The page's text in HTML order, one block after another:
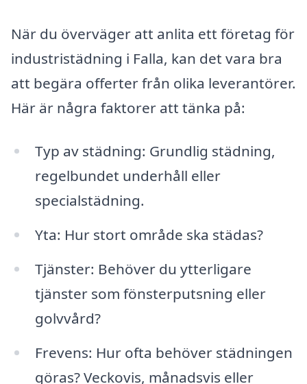
När du överväger att anlita ett företag för
industristädning i Falla, kan det vara bra
att begära offerter från olika leverantörer.
Här är några faktorer att tänka på:
Typ av städning: Grundlig städning,
regelbundet underhåll eller
specialstädning.
Yta: Hur stort område ska städas?
Tjänster: Behöver du ytterligare
tjänster som fönsterputsning eller
golvvård?
Frevens: Hur ofta behöver städningen
göras? Veckovis, månadsvis eller